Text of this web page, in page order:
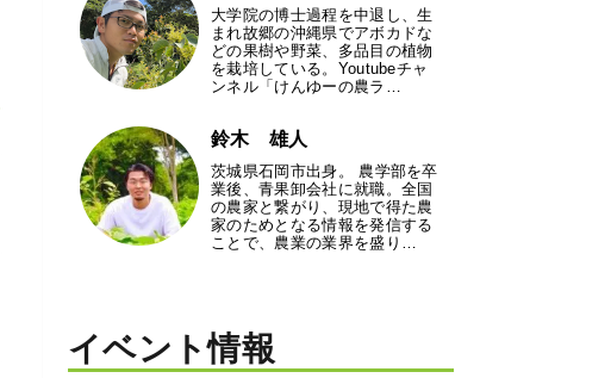
大学院の博士過程を中退し、生
まれ故郷の沖縄県でアボカドな
どの果樹や野菜、多品目の植物
を栽培している。Youtubeチャ
ンネル「けんゆーの農ラ…
鈴木 雄人
茨城県石岡市出身。 農学部を卒
業後、青果卸会社に就職。全国
の農家と繋がり、現地で得た農
家のためとなる情報を発信する
ことで、農業の業界を盛り…
イベント情報